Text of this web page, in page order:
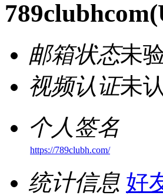
789clubhcom
邮箱状态未
视频认证未
个人签名
https://789clubh.com/
统计信息 好